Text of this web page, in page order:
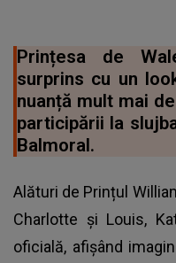
Prințesa de
surprins cu un
nuanță mult mai
participării la
Balmoral.
Alături de Prințul
Charlotte și Louis,
oficială, afișând